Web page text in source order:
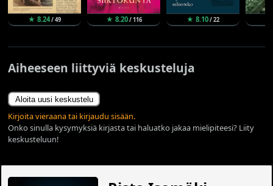
★ 8.24/ 49 ★ 8.20/ 116 ★ 8.10/ 22
Aiheeseen liittyviä keskusteluja
Aloita uusi keskustelu
Kirjoita vieraana tai kirjaudu sisään.
Onko sinulla kysymyksiä kirjasta tai haluatko jakaa mielipiteesi? Liity
keskusteluun!